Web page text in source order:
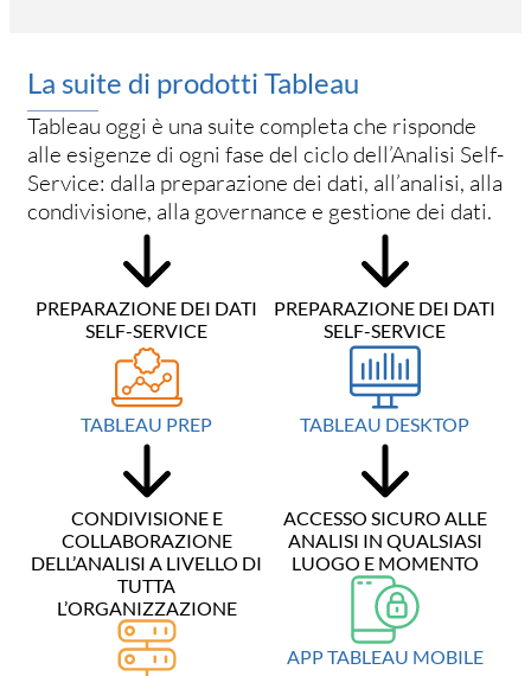
La suite di prodotti Tableau
Tableau oggi è una suite completa che risponde
alle esigenze di ogni fase del ciclo dell’Analisi Self-
Service: dalla preparazione dei dati, all’analisi, alla
condivisione, alla governance e gestione dei dati.
PREPARAZIONE DEI DATI
SELF-SERVICE
TABLEAU PREP
CONDIVISIONE E
COLLABORAZIONE
DELL’ANALISI A LIVELLO DI
TUTTA
L’ORGANIZZAZIONE
PREPARAZIONE DEI DATI
SELF-SERVICE
TABLEAU DESKTOP
ACCESSO SICURO ALLE
ANALISI IN QUALSIASI
LUOGO E MOMENTO
APP TABLEAU MOBILE